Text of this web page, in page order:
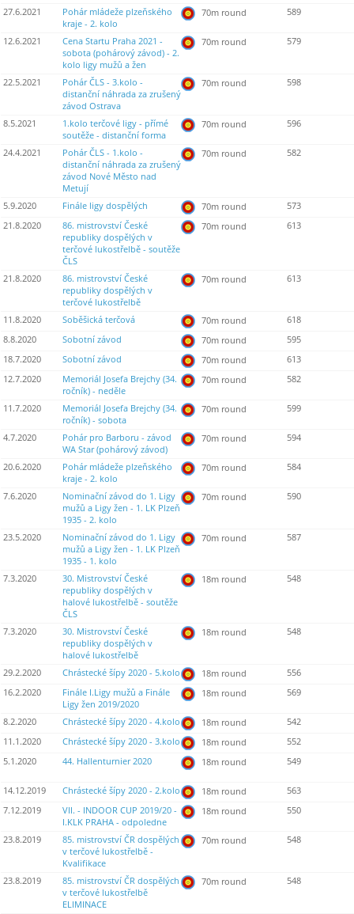
27.6.2021
Pohár mládeže plzeňského
kraje - 2. kolo
70m round 589
12.6.2021
Cena Startu Praha 2021 -
sobota (pohárový závod) - 2.
kolo ligy mužů a žen
70m round 579
22.5.2021
Pohár ČLS - 3.kolo -
distanční náhrada za zrušený
závod Ostrava
70m round 598
8.5.2021
1.kolo terčové ligy - přímé
soutěže - distanční forma
70m round 596
24.4.2021
Pohár ČLS - 1.kolo -
distanční náhrada za zrušený
závod Nové Město nad
Metují
70m round 582
5.9.2020 Finále ligy dospělých 70m round
573
21.8.2020
86. mistrovství České
republiky dospělých v
terčové lukostřelbě - soutěže
ČLS
70m round 613
21.8.2020
86. mistrovství České
republiky dospělých v
terčové lukostřelbě
70m round 613
11.8.2020 Soběšická terčová 70m round
618
8.8.2020
Sobotní závod 70m round
595
18.7.2020
Sobotní závod 70m round
613
12.7.2020
Memoriál Josefa Brejchy (34.
ročník) - neděle
70m round 582
11.7.2020
Memoriál Josefa Brejchy (34.
ročník) - sobota
70m round 599
4.7.2020
Pohár pro Barboru - závod
WA Star (pohárový závod)
70m round 594
20.6.2020
Pohár mládeže plzeňského
kraje - 2. kolo
70m round 584
7.6.2020
Nominační závod do 1. Ligy
mužů a Ligy žen - 1. LK Plzeň
1935 - 2. kolo
70m round 590
23.5.2020
Nominační závod do 1. Ligy
mužů a Ligy žen - 1. LK Plzeň
1935 - 1. kolo
70m round 587
7.3.2020
30. Mistrovství České
republiky dospělých v
halové lukostřelbě - soutěže
ČLS
18m round 548
7.3.2020
30. Mistrovství České
republiky dospělých v
halové lukostřelbě
18m round 548
29.2.2020 Chrástecké šípy 2020 - 5.kolo 18m round
556
16.2.2020
Finále I.Ligy mužů a Finále
Ligy žen 2019/2020
18m round 569
8.2.2020 Chrástecké šípy 2020 - 4.kolo 18m round
542
11.1.2020
Chrástecké šípy 2020 - 3.kolo 18m round
552
5.1.2020
44. Hallenturnier 2020 18m round 549
14.12.2019 Chrástecké šípy 2020 - 2.kolo 18m round
563
7.12.2019
VII. - INDOOR CUP 2019/20 -
I.KLK PRAHA - odpoledne
18m round 550
23.8.2019
85. mistrovství ČR dospělých
v terčové lukostřelbě -
Kvalifikace
70m round 548
23.8.2019
85. mistrovství ČR dospělých
v terčové lukostřelbě
ELIMINACE
70m round 548